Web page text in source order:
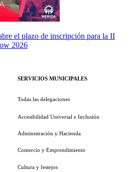
el plazo de inscripción para la II
2026
SERVICIOS MUNICIPALES
Todas las delegaciones
Accesibilidad Universal e Inclusión
Administración y Hacienda
Comercio y Emprendimiento
Cultura y festejos